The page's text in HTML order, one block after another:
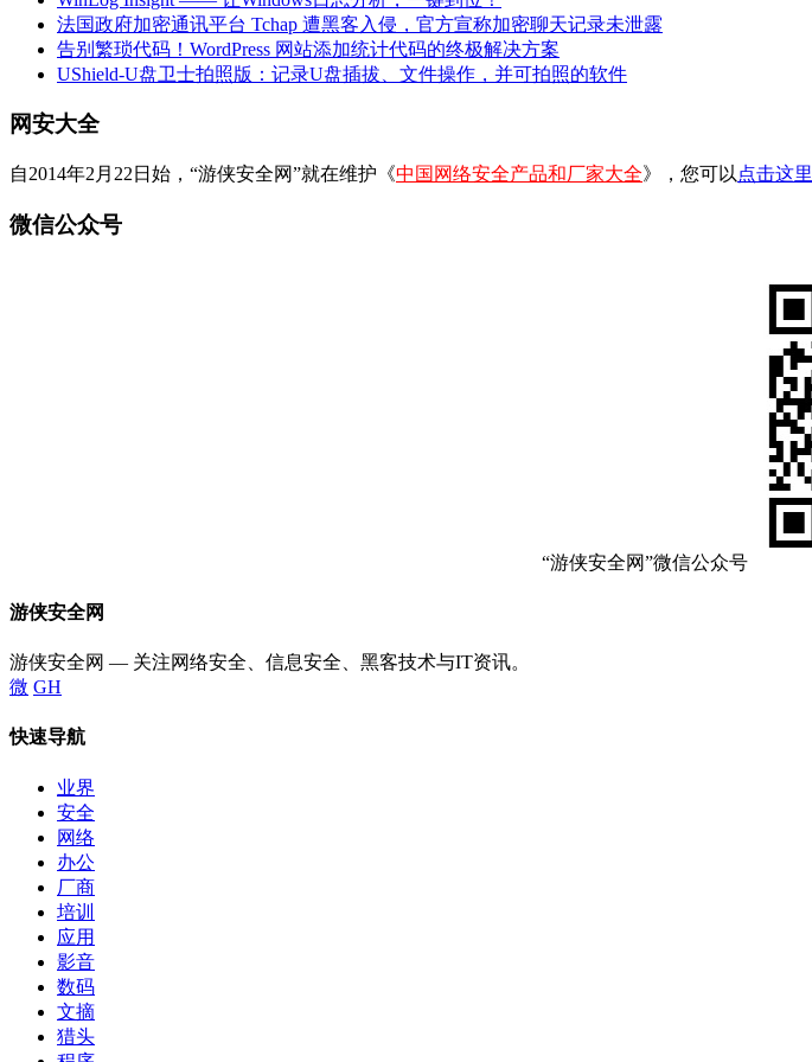
法国政府加密通讯平台 Tchap 遭黑客入侵，官方宣称加密聊天记录未泄露
告别繁琐代码！WordPress 网站添加统计代码的终极解决方案
UShield-U盘卫士拍照版：记录U盘插拔、文件操作，并可拍照的软件
网安大全
自2014年2月22日始，“游侠安全网”就在维护《中国网络安全产品和厂家大全》，您可以 点击这里
微信公众号
“游侠安全网”微信公众号
游侠安全网
游侠安全网 — 关注网络安全、信息安全、黑客技术与IT资讯。
微 GH
快速导航
业界
安全
网络
办公
厂商
培训
应用
影音
数码
文摘
猎头